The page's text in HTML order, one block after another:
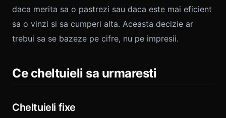
daca merita sa o pastrezi sau daca este mai eficient
sa o vinzi si sa cumperi alta. Aceasta decizie ar
trebui sa se bazeze pe cifre, nu pe impresii.
Ce cheltuieli sa urmaresti
Cheltuieli fixe